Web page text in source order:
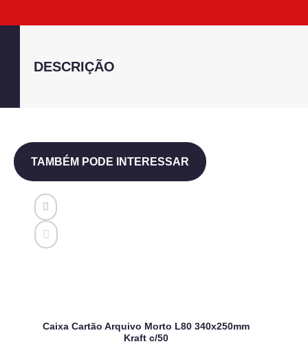
DESCRIÇÃO
TAMBÉM PODE INTERESSAR
Caixa Cartão Arquivo Morto L80 340x250mm
Kraft c/50